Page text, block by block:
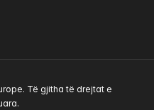
Të gjitha të drejtat e